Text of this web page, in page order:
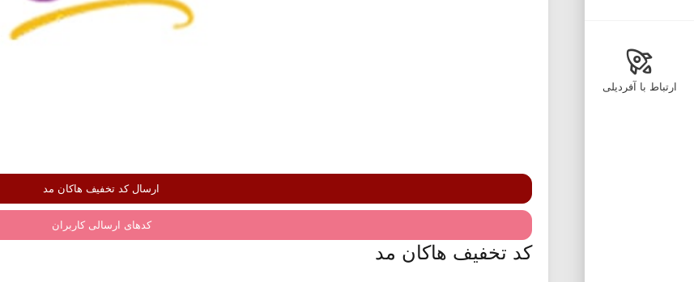
ارتباط با آفردیلی
ارسال کد تخفیف هاکان مد
کدهای ارسالی کاربران
کد تخفیف هاکان مد